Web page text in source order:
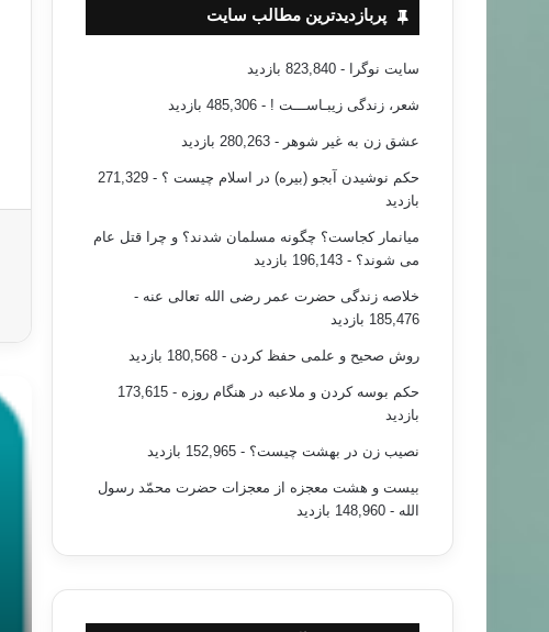
پربازدیدترین مطالب سایت
سایت نوگرا - 823,840 بازدید
شعر، زندگی زیبـاســـت ! - 485,306 بازدید
عشق زن به غیر شوهر - 280,263 بازدید
حکم نوشیدن آبجو (بیره) در اسلام چیست ؟
- 271,329
بازدید
میانمار کجاست؟ چگونه مسلمان شدند؟ و چرا قتل عام
می شوند؟ - 196,143 بازدید
خلاصه زندگی حضرت عمر رضی الله تعالی عنه -
185,476 بازدید
روش صحیح و علمی حفظ کردن - 180,568 بازدید
حکم بوسه کردن و ملاعبه در هنگام روزه
- 173,615
بازدید
نصیب زن در بهشت چیست؟ - 152,965 بازدید
بیست و هشت معجزه از معجزات حضرت محمّد رسول
الله - 148,960 بازدید